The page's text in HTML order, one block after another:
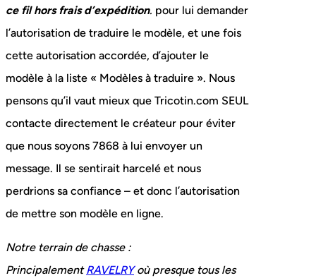
ce fil hors frais d’expédition. pour lui demander
l’autorisation de traduire le modèle, et une fois
cette autorisation accordée, d’ajouter le
modèle à la liste « Modèles à traduire ». Nous
pensons qu’il vaut mieux que Tricotin.com SEUL
contacte directement le créateur pour éviter
que nous soyons 7868 à lui envoyer un
message. Il se sentirait harcelé et nous
perdrions sa confiance – et donc l’autorisation
de mettre son modèle en ligne.
Notre terrain de chasse :
PrincipalementRAVELRYoù presque tous les